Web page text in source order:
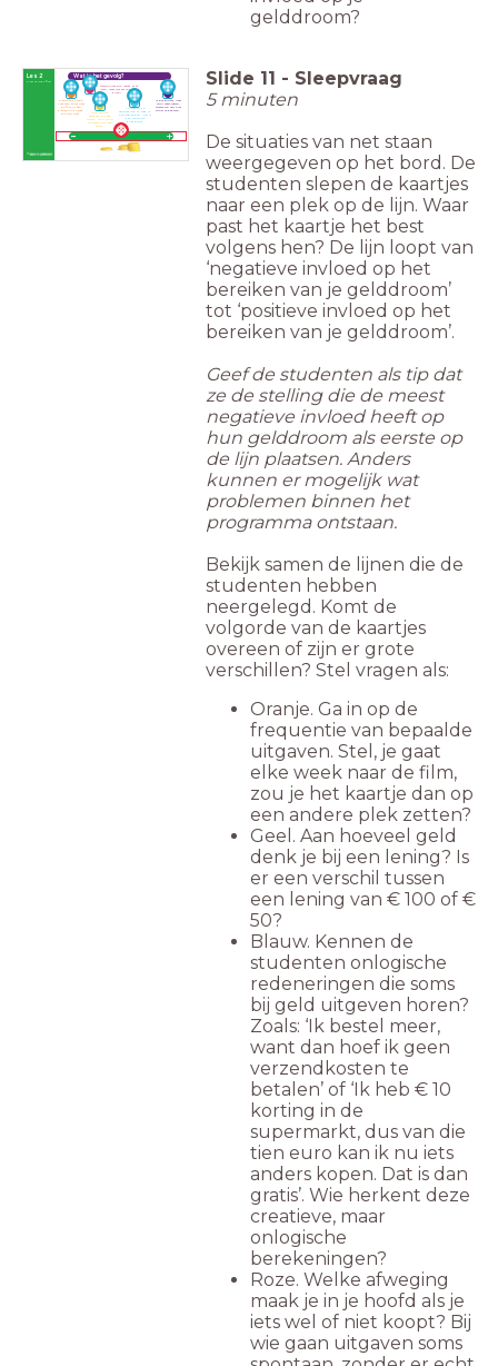
gelddroom?
Wat is het gevolg?
Les 2
- +
Kleine spontane
de film of een
Een lening
aangaan bij een
vriend. Why not?!
Ik betaal hem later
terug.
Als iets in de
aanbieding is, mag ik
het best kopen. Het is
dan tenslotte
goedkoper.
4. Gewoontes zijn lastig af te
leren, maar je gaat je best
doen!
Ik kijk kritisch naar
mijn vaste lasten,
misschien valt hier
winst te behalen.
First things first Slide 11 - Sleepvraag
5 minuten
De situaties van net staan
weergegeven op het bord. De
studenten slepen de kaartjes
naar een plek op de lijn. Waar
past het kaartje het best
volgens hen? De lijn loopt van
‘negatieve invloed op het
bereiken van je gelddroom’
tot ‘positieve invloed op het
bereiken van je gelddroom’.
Geef de studenten als tip dat
ze de stelling die de meest
negatieve invloed heeft op
hun gelddroom als eerste op
de lijn plaatsen. Anders
kunnen er mogelijk wat
problemen binnen het
programma ontstaan.
Bekijk samen de lijnen die de
studenten hebben
neergelegd. Komt de
volgorde van de kaartjes
overeen of zijn er grote
verschillen? Stel vragen als:
Oranje. Ga in op de
frequentie van bepaalde
uitgaven. Stel, je gaat
elke week naar de film,
zou je het kaartje dan op
een andere plek zetten?
Geel. Aan hoeveel geld
denk je bij een lening? Is
er een verschil tussen
een lening van € 100 of €
50?
Blauw. Kennen de
studenten onlogische
redeneringen die soms
bij geld uitgeven horen?
Zoals: ‘Ik bestel meer,
want dan hoef ik geen
verzendkosten te
betalen’ of ‘Ik heb € 10
korting in de
supermarkt, dus van die
tien euro kan ik nu iets
anders kopen. Dat is dan
gratis’. Wie herkent deze
creatieve, maar
onlogische
berekeningen?
Roze. Welke afweging
maak je in je hoofd als je
iets wel of niet koopt? Bij
wie gaan uitgaven soms